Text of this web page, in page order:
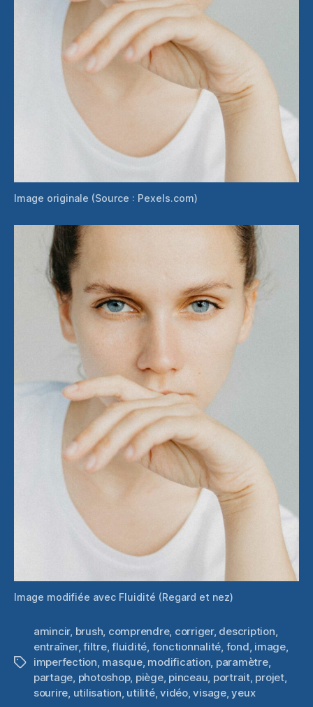
Image originale (Source : Pexels.com)
Image modifiée avec Fluidité (Regard et nez)
Étiquettes
amincir, brush, comprendre, corriger, description,
entraîner,filtre,fluidité, fonctionnalité, fond, image,
imperfection, masque, modification, paramètre,
partage, photoshop, piège, pinceau, portrait, projet,
sourire, utilisation, utilité,vidéo,visage,yeux